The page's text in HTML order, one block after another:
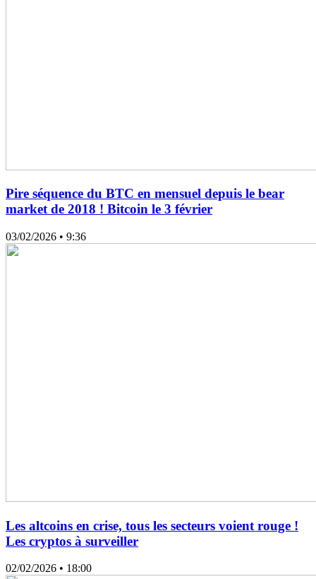
Pire séquence du BTC en mensuel depuis le bear
market de 2018 ! Bitcoin le 3 février
03/02/2026 • 9:36
Les altcoins en crise, tous les secteurs voient rouge !
Les cryptos à surveiller
02/02/2026 • 18:00